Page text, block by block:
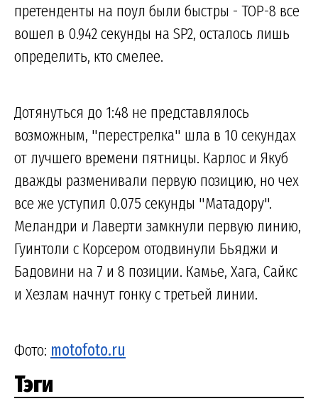
претенденты на поул были быстры - TOP-8 все
вошел в 0.942 секунды на SP2, осталось лишь
определить, кто смелее.
Дотянуться до 1:48 не представлялось
возможным, "перестрелка" шла в 10 секундах
от лучшего времени пятницы. Карлос и Якуб
дважды разменивали первую позицию, но чех
все же уступил 0.075 секунды "Матадору".
Меландри и Лаверти замкнули первую линию,
Гуинтоли с Корсером отодвинули Бьяджи и
Бадовини на 7 и 8 позиции. Камье, Хага, Сайкс
и Хезлам начнут гонку с третьей линии.
Фото: motofoto.ru
Тэги